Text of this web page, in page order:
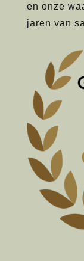
en onze
jaren van